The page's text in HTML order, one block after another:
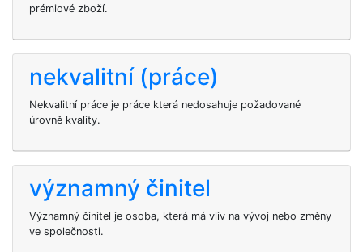
prémiové zboží.
nekvalitní (práce)
Nekvalitní práce je práce která nedosahuje požadované
úrovně kvality.
významný činitel
Významný činitel je osoba, která má vliv na vývoj nebo změny
ve společnosti.